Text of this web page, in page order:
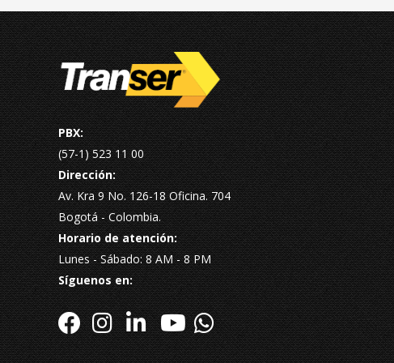
PBX:
(57-1) 523 11 00
Dirección:
Av. Kra 9 No. 126-18 Oficina. 704
Bogotá - Colombia.
Horario de atención:
Lunes - Sábado: 8 AM - 8 PM
Síguenos en: